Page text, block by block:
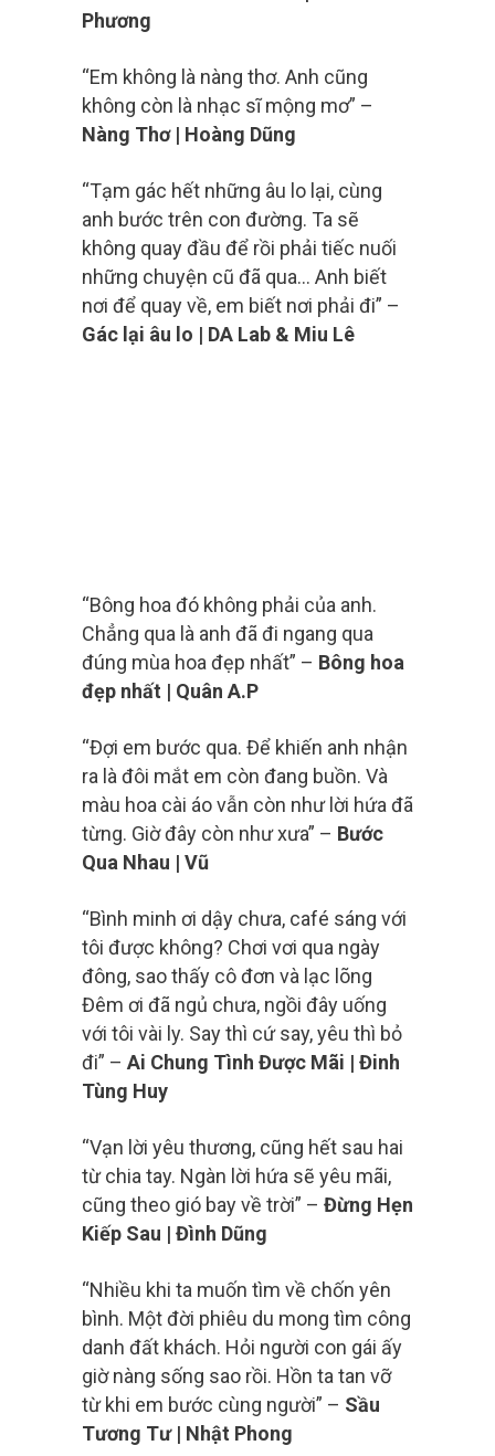
Phương
“Em không là nàng thơ. Anh cũng
không còn là nhạc sĩ mộng mơ” –
Nàng Thơ | Hoàng Dũng
“Tạm gác hết những âu lo lại, cùng
anh bước trên con đường. Ta sẽ
không quay đầu để rồi phải tiếc nuối
những chuyện cũ đã qua… Anh biết
nơi để quay về, em biết nơi phải đi” –
Gác lại âu lo | DA Lab & Miu Lê
“Bông hoa đó không phải của anh.
Chẳng qua là anh đã đi ngang qua
đúng mùa hoa đẹp nhất” – Bông hoa
đẹp nhất | Quân A.P
“Đợi em bước qua. Để khiến anh nhận
ra là đôi mắt em còn đang buồn. Và
màu hoa cài áo vẫn còn như lời hứa đã
từng. Giờ đây còn như xưa” – Bước
Qua Nhau | Vũ
“Bình minh ơi dậy chưa, café sáng với
tôi được không? Chơi vơi qua ngày
đông, sao thấy cô đơn và lạc lõng
Đêm ơi đã ngủ chưa, ngồi đây uống
với tôi vài ly. Say thì cứ say, yêu thì bỏ
đi” – Ai Chung Tình Được Mãi | Đinh
Tùng Huy
“Vạn lời yêu thương, cũng hết sau hai
từ chia tay. Ngàn lời hứa sẽ yêu mãi,
cũng theo gió bay về trời” – Đừng Hẹn
Kiếp Sau | Đình Dũng
“Nhiều khi ta muốn tìm về chốn yên
bình. Một đời phiêu du mong tìm công
danh đất khách. Hỏi người con gái ấy
giờ nàng sống sao rồi. Hồn ta tan vỡ
từ khi em bước cùng người” – Sầu
Tương Tư | Nhật Phong